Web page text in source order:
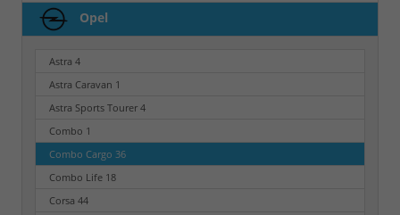
Opel
Astra 4
Astra Caravan 1
Astra Sports Tourer 4
Combo 1
Combo Cargo 36
Combo Life 18
Corsa 44